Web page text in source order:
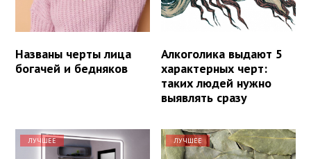
Названы черты лица
богачей и бедняков
Алкоголика выдают 5
характерных черт:
таких людей нужно
выявлять сразу
ЛУЧШЕЕ ЛУЧШЕЕ